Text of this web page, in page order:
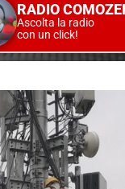
RADIO
Ascolta la radio
con un click!